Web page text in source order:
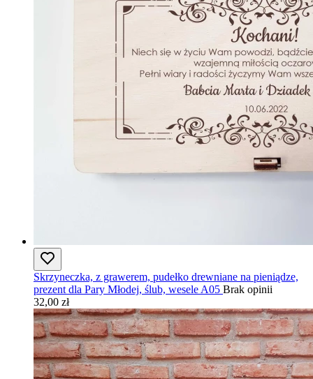
Skrzyneczka, z grawerem, pudełko drewniane na pieniądze,
prezent dla Pary Młodej, ślub, wesele A05 Brak opinii
32,00 zł